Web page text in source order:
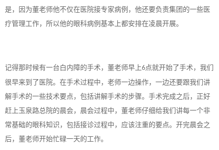
是，因为董老师他不仅在医院接专家病例，他还要负责集团的一些医
疗管理工作，所以他的眼科病例基本上都安排在凌晨开展。
记得那时候有一台白内障的手术，董老师早上6点就开始了手术，我们
很早来到了医院。在手术过程中，老师一边操作，一边还要跟我们讲
解手术的一些技术要点，包括讲解手术的步骤。手术完成之后，正好
赶上玉泉路总院的晨会，晨会过程中，董老师仔细给我们讲每一个非
常基础的眼科知识，包括接诊过程中，应该注重的要点。开完晨会之
后，董老师开始忙碌一天的工作。